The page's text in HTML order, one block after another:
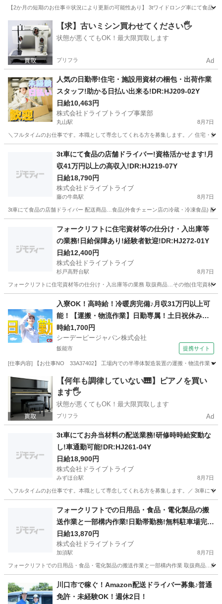
【2か月の短期のお仕事※状況により更新の可能性あり】 3tワイドロング車にて食
埼玉 幸手市 幸手駅 ドライバー 短期
【求】古いミシン買わせてください🖐️
状態が悪くてもOK！最大限買取します
プリフラ Ad
人気の日勤帯!住宅・施設用資材の梱包・出荷作業
スタッフ!助かる日払い出来る!DR:HJ209-02Y
日給10,463円
株式会社ドライブトライブ事業部
丸山駅 8月7日
＼フルタイムのお仕事です。本職として専念してくれる方を募集します。／ 住宅・
丸山駅 ドライバー スタッフ
3t車にて食品の店舗ドライバー!資格活かせます!月
収41万円以上の高収入!DR:HJ219-07Y
日給18,790円
株式会社ドライブトライブ
藤の牛島駅 8月7日
3t車にて食品の店舗ドライバー 配送商品…食品(外食チェーン店の冷蔵・冷凍食品)
藤の牛島駅 ドライバー 番号
フォークリフトに住宅資材等の仕分け・入出庫等
の業務!日給保障あり!経験者歓迎!DR:HJ272-01Y
日給12,400円
株式会社ドライブトライブ
杉戸高野台駅 8月7日
フォークリフトに住宅資材等の仕分け・入出庫等の業務 取扱商品…その他(住宅資材
杉戸高野台駅 その他 フォークリフト
入寮OK！高時給！冷暖房完備♪月収31万円以上可
能！【運搬・物流作業】日勤専属！土日祝休み！
自動車通勤OK！無料送迎バスあり！
時給1,700円
シーデーピージャパン株式会社
飯能市 提携サイト
[仕事内容] 【お仕事NO 33A37402】 工場内での半導体製造装置の運搬・物流作業 ■
埼玉 飯能市 その他
【何年も調律していない🎹】ピアノを買い
ます🖐️
状態が悪くてもOK！最大限買取します
プリフラ Ad
3t車にてお弁当材料の配送業務!研修時時給変動な
し!車通勤可能!DR:HJ261-04Y
日給18,900円
株式会社ドライブトライブ
みずほ台駅 8月7日
＼フルタイムのお仕事です。本職として専念してくれる方を募集します。／ 3t車
みずほ台駅 ドライバー 番号
フォークリフトでの日用品・食品・電化製品の搬
送作業と一部構内作業!日勤帯勤務!無料駐車場完
備!DR:HJ013-02Y
日給13,870円
株式会社ドライブトライブ
加須駅 8月7日
フォークリフトでの日用品・食品・電化製品の搬送作業と一部構内作業 取扱商品…
加須駅 その他 フォークリフト
川口市で稼ぐ！Amazon配送ドライバー募集♪普通
免許・未経験OK！週休2日！